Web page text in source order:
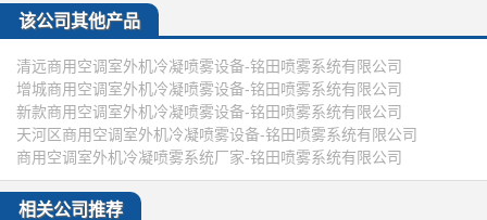
该公司其他产品
清远商用空调室外机冷凝喷雾设备-铭田喷雾系统有限公司
增城商用空调室外机冷凝喷雾设备-铭田喷雾系统有限公司
新款商用空调室外机冷凝喷雾设备-铭田喷雾系统有限公司
天河区商用空调室外机冷凝喷雾设备-铭田喷雾系统有限公司
商用空调室外机冷凝喷雾系统厂家-铭田喷雾系统有限公司
相关公司推荐